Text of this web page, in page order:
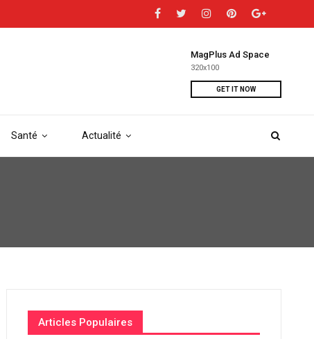
Santé Actualité
MagPlus Ad Space
320x100
GET IT NOW
Articles Populaires